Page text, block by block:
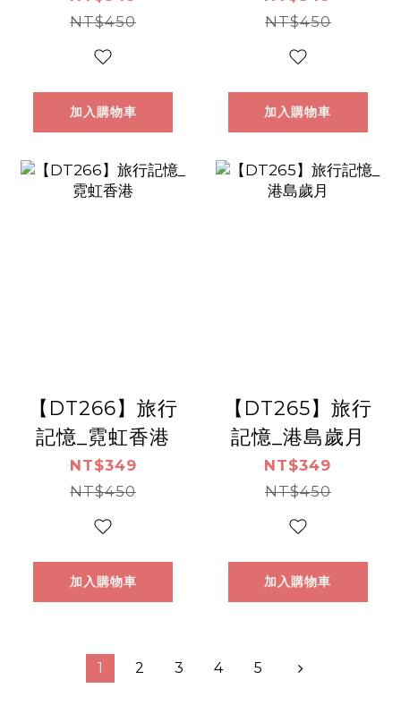
NT$450
加入購物車
NT$450
加入購物車
【DT266】旅行
記憶_霓虹香港
NT$349
NT$450
加入購物車
【DT265】旅行
記憶_港島歲月
NT$349
NT$450
加入購物車
1 2 3 4 5